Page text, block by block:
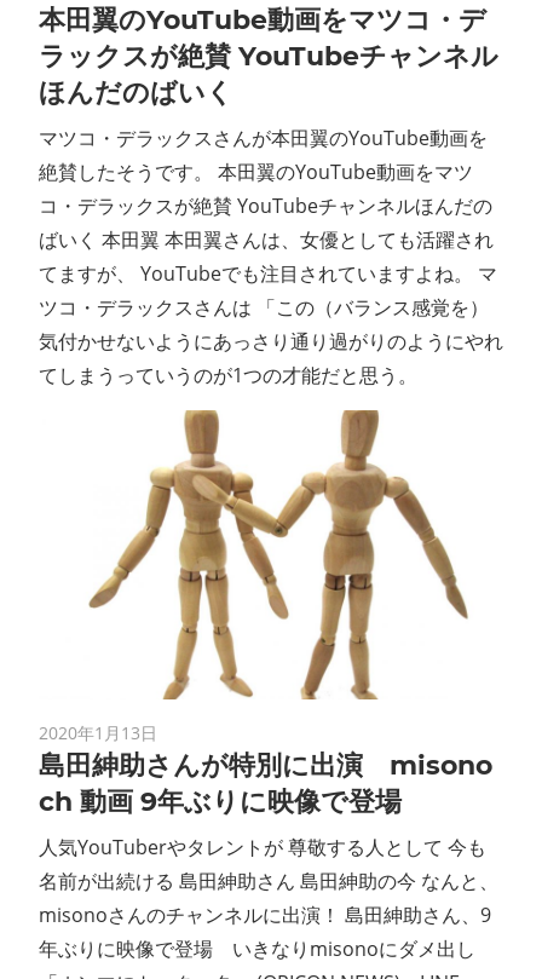
本田翼のYouTube動画をマツコ・デ
ラックスが絶賛 YouTubeチャンネル
ほんだのばいく
マツコ・デラックスさんが本田翼のYouTube動画を
絶賛したそうです。 本田翼のYouTube動画をマツ
コ・デラックスが絶賛 YouTubeチャンネルほんだの
ばいく 本田翼 本田翼さんは、女優としても活躍され
てますが、 YouTubeでも注目されていますよね。 マ
ツコ・デラックスさんは 「この（バランス感覚を）
気付かせないようにあっさり通り過がりのようにやれ
てしまうっていうのが1つの才能だと思う。
2020年1月13日
島田紳助さんが特別に出演 misono
ch 動画 9年ぶりに映像で登場
人気YouTuberやタレントが 尊敬する人として 今も
名前が出続ける 島田紳助さん 島田紳助の今 なんと、
misonoさんのチャンネルに出演！ 島田紳助さん、9
年ぶりに映像で登場 いきなりmisonoにダメ出し